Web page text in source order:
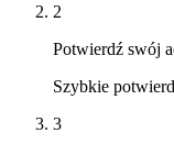
2
Potwierdź swój
Szybkie
3